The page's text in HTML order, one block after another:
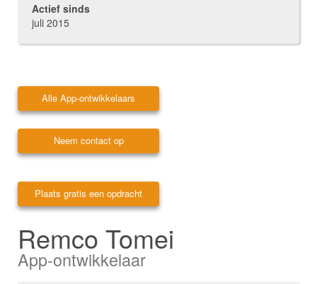
Actief sinds
juli 2015
Alle App-ontwikkelaars
Neem contact op
Plaats gratis een opdracht
Remco Tomei
App-ontwikkelaar